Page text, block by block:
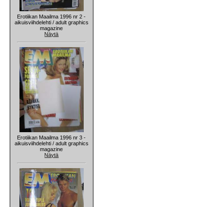
Erotiikan Maailma 1996 nr 2 -
aikuisviihdelehti / adult graphics
magazine
Näytä
Erotiikan Maailma 1996 nr 3 -
aikuisviihdelehti / adult graphics
magazine
Näytä